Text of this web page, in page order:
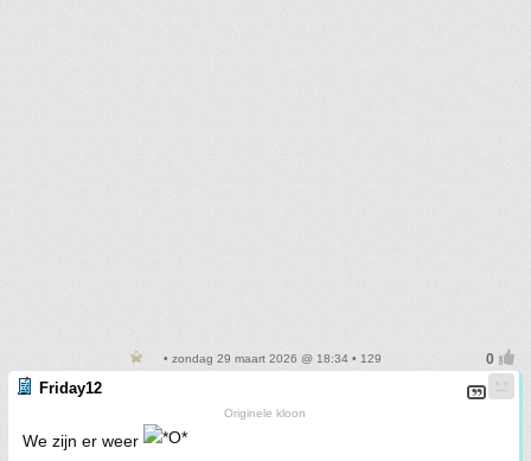
• zondag 29 maart 2026 @ 18:34 • 129
Friday12
Originele kloon
We zijn er weer